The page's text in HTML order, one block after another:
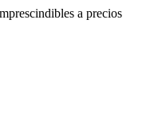
a precios